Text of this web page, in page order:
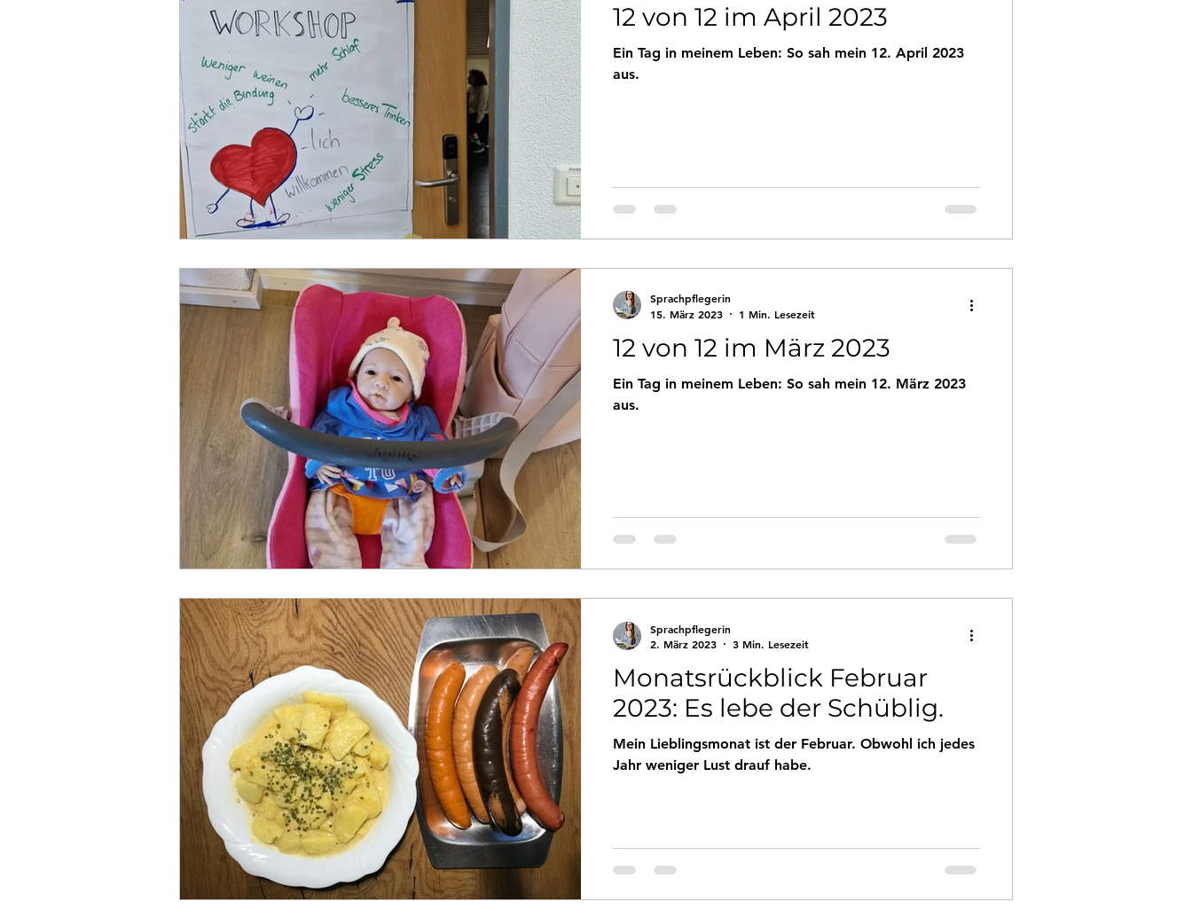
12 von 12 im April 2023
Ein Tag in meinem Leben: So sah mein 12. April 2023
aus.
12 von 12 im März 2023
Ein Tag in meinem Leben: So sah mein 12. März 2023
aus.
Sprachpflegerin
15. März 2023
1 Min. Lesezeit
Monatsrückblick Februar
2023: Es lebe der Schüblig.
Mein Lieblingsmonat ist der Februar. Obwohl ich jedes
Jahr weniger Lust drauf habe.
Sprachpflegerin
2. März 2023
3 Min. Lesezeit